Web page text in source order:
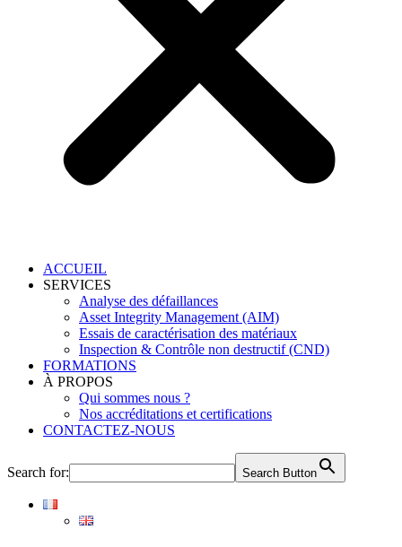
ACCUEIL
SERVICES
Analyse des défaillances
Asset Integrity Management (AIM)
Essais de caractérisation des matériaux
Inspection & Contrôle non destructif (CND)
FORMATIONS
À PROPOS
Qui sommes nous ?
Nos accréditations et certifications
CONTACTEZ-NOUS
Search for: Search Button